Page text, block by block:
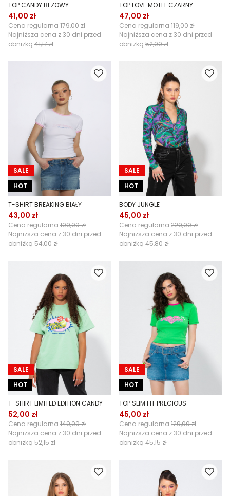
TOP CANDY BEŻOWY
41,00 zł
Cena regularna 179,00 zł
Najniższa cena z 30 dni przed
obniżką 41,17 zł
TOP LOVE MOTEL CZARNY
47,00 zł
Cena regularna 119,00 zł
Najniższa cena z 30 dni przed
obniżką 52,00 zł
SALE
HOT
T-SHIRT BREAKING BIAŁY
43,00 zł
Cena regularna 109,00 zł
Najniższa cena z 30 dni przed
obniżką 54,00 zł
SALE
HOT
BODY JUNGLE
45,00 zł
Cena regularna 229,00 zł
Najniższa cena z 30 dni przed
obniżką 45,80 zł
SALE
HOT
T-SHIRT LIMITED EDITION CANDY
52,00 zł
Cena regularna 149,00 zł
Najniższa cena z 30 dni przed
obniżką 52,15 zł
SALE
HOT
TOP SLIM FIT PRECIOUS
45,00 zł
Cena regularna 129,00 zł
Najniższa cena z 30 dni przed
obniżką 45,15 zł